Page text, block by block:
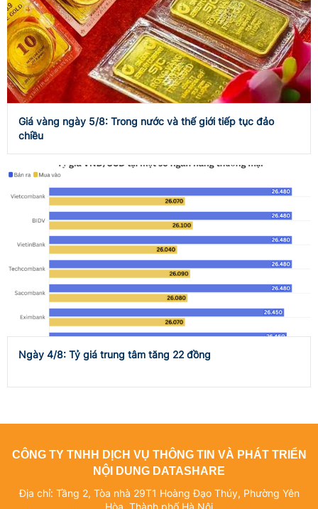
Giá vàng ngày 5/8: Trong nước và thế giới tiếp tục đảo
chiều
Ngày 4/8: Tỷ giá trung tâm tăng 22 đồng
CÔNG TY TNHH DỊCH VỤ THÔNG TIN VÀ PHÁT TRIỂN
NỘI DUNG DATASHARE
Địa chỉ: Tầng 2, Tòa nhà 29T1 Hoàng Đạo Thúy, Phường Yên